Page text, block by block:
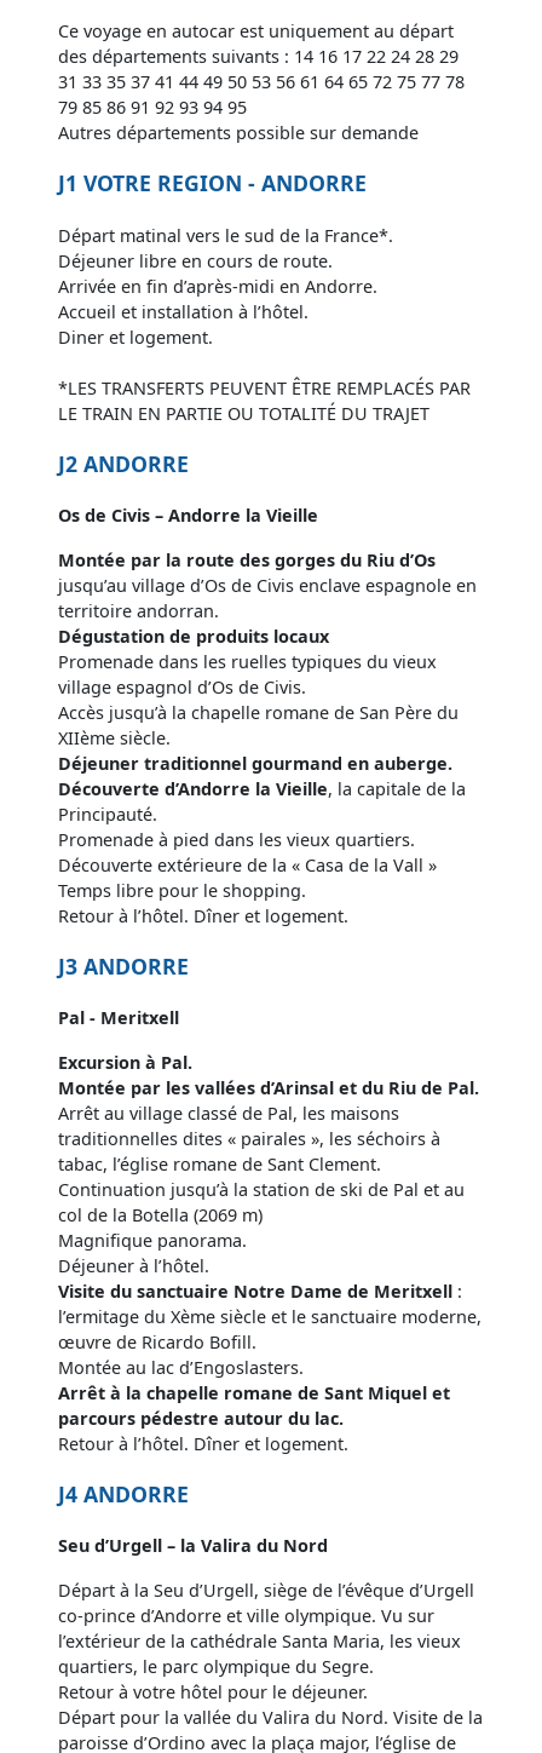
Ce voyage en autocar est uniquement au départ
des départements suivants : 14 16 17 22 24 28 29
31 33 35 37 41 44 49 50 53 56 61 64 65 72 75 77 78
79 85 86 91 92 93 94 95
Autres départements possible sur demande
J1 VOTRE REGION - ANDORRE
Départ matinal vers le sud de la France*.
Déjeuner libre en cours de route.
Arrivée en fin d’après-midi en Andorre.
Accueil et installation à l’hôtel.
Diner et logement.
*LES TRANSFERTS PEUVENT ÊTRE REMPLACÉS PAR
LE TRAIN EN PARTIE OU TOTALITÉ DU TRAJET
J2 ANDORRE
Os de Civis – Andorre la Vieille
Montée par la route des gorges du Riu d’Os
jusqu’au village d’Os de Civis enclave espagnole en
territoire andorran.
Dégustation de produits locaux
Promenade dans les ruelles typiques du vieux
village espagnol d’Os de Civis.
Accès jusqu’à la chapelle romane de San Père du
XIIème siècle.
Déjeuner traditionnel gourmand en auberge.
Découverte d’Andorre la Vieille, la capitale de la
Principauté.
Promenade à pied dans les vieux quartiers.
Découverte extérieure de la « Casa de la Vall »
Temps libre pour le shopping.
Retour à l’hôtel. Dîner et logement.
J3 ANDORRE
Pal - Meritxell
Excursion à Pal.
Montée par les vallées d’Arinsal et du Riu de Pal.
Arrêt au village classé de Pal, les maisons
traditionnelles dites « pairales », les séchoirs à
tabac, l’église romane de Sant Clement.
Continuation jusqu’à la station de ski de Pal et au
col de la Botella (2069 m)
Magnifique panorama.
Déjeuner à l’hôtel.
Visite du sanctuaire Notre Dame de Meritxell :
l’ermitage du Xème siècle et le sanctuaire moderne,
œuvre de Ricardo Bofill.
Montée au lac d’Engoslasters.
Arrêt à la chapelle romane de Sant Miquel et
parcours pédestre autour du lac.
Retour à l’hôtel. Dîner et logement.
J4 ANDORRE
Seu d’Urgell – la Valira du Nord
Départ à la Seu d’Urgell, siège de l’évêque d’Urgell
co-prince d’Andorre et ville olympique. Vu sur
l’extérieur de la cathédrale Santa Maria, les vieux
quartiers, le parc olympique du Segre.
Retour à votre hôtel pour le déjeuner.
Départ pour la vallée du Valira du Nord. Visite de la
paroisse d’Ordino avec la plaça major, l’église de